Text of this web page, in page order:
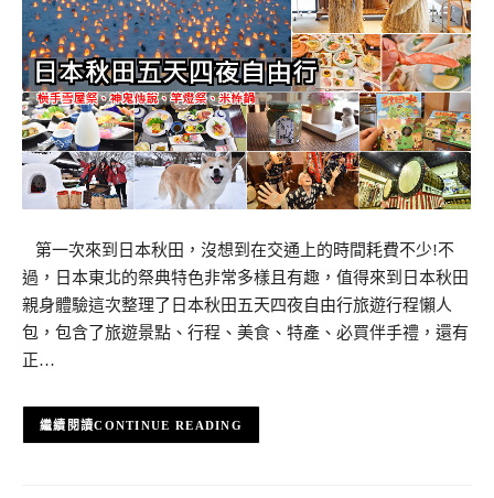
第一次來到日本秋田，沒想到在交通上的時間耗費不少!不
過，日本東北的祭典特色非常多樣且有趣，值得來到日本秋田
親身體驗這次整理了日本秋田五天四夜自由行旅遊行程懶人
包，包含了旅遊景點、行程、美食、特產、必買伴手禮，還有
正…
CONTINUE READING